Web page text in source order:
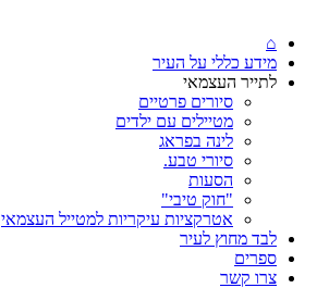
⌂
מידע כללי על העיר
לתייר העצמאי
סיורים פרטיים
מטיילים עם ילדים
לינה בפראג
סיורי טבע.
הסעות
"חוק טיבי"
אטרקציות עיקריות למטייל העצמאי
לבד מחוץ לעיר
ספרים
צרו קשר